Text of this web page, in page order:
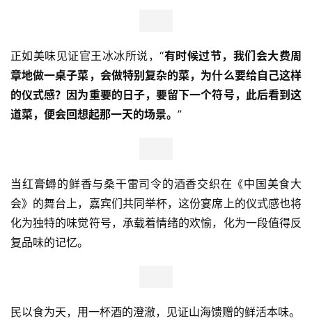
首
页
观
察
新
投
正如美味见证官王冰冰所说，“有时候过节，我们会大费周
章地做一桌子菜，会做特别复杂的菜，为什么要给自己这样
的仪式感？因为重要的日子，要留下一个符号，此后看到这
道菜，便会回想起那一天的场景。 ”
当红膏蟳的鲜香与桑干雷司令的酒香交织在《中国美食大
会》的舞台上，嘉宾们共同举杯，这份宴席上的仪式感也将
化为独特的味觉符号，承载着情绪的欢愉，化为一段值得反
复品味的记忆。
民以食为天，用一杯酒的澄澈，见证山海馈赠的鲜活本味。